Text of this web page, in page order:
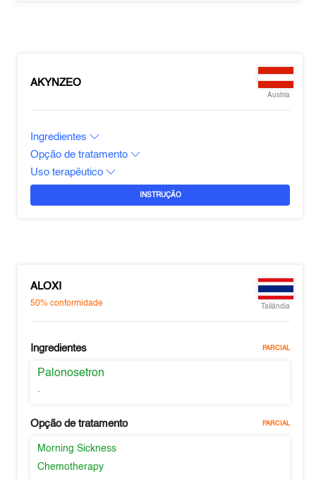
AKYNZEO
Austria
Ingredientes
Opção de tratamento
Uso terapêutico
INSTRUÇÃO
ALOXI
50%conformidade Tailândia
Ingredientes PARCIAL
Palonosetron
-
Opção de tratamento PARCIAL
Morning Sickness
Chemotherapy